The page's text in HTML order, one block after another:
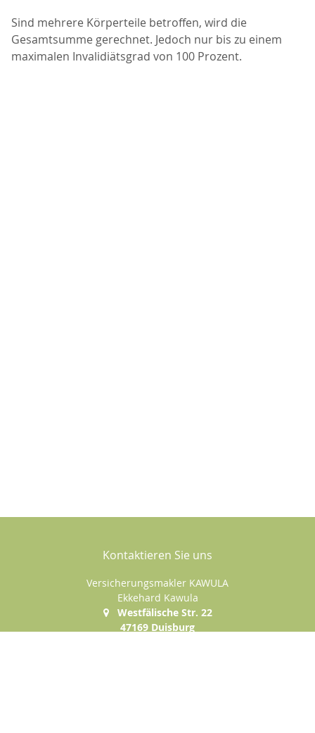
Sind mehrere Körperteile betroffen, wird die
Gesamtsumme gerechnet. Jedoch nur bis zu einem
maximalen Invalidiätsgrad von 100 Prozent.
Kontaktieren Sie uns
Versicherungsmakler KAWULA
Ekkehard Kawula
Westfälische Str. 22
47169 Duisburg